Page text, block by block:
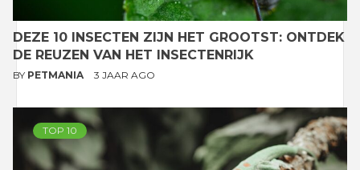
DEZE 10 INSECTEN ZIJN HET GROOTST: ONTDEK
DE REUZEN VAN HET INSECTENRIJK
BY PETMANIA 3 JAAR AGO
TOP 10